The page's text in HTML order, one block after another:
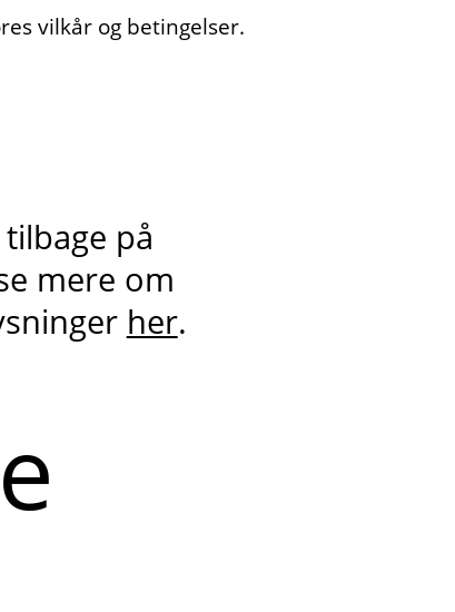
vilkår og betingelser.
på
mere om
her.